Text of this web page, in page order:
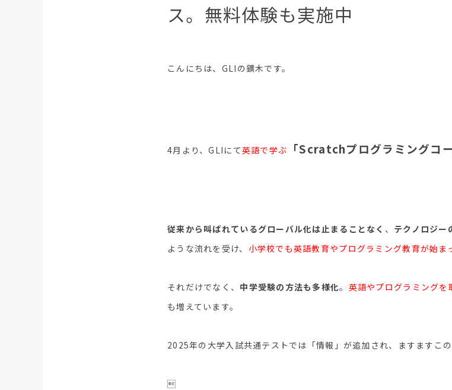
ス。無料体験も実施中
こんにちは、GLIの鏑木です。
4月より、GLIにて英語で学ぶ 「Scratchプログラミングコー
従来から叫ばれているグローバル化は止まることなく 、 テクノロジー
ような流れを受け、 小学校でも英語教育やプログラミング教育が始ま
それだけでなく、 中学受験の方法も多様化。 英語やプログラミングを
も増えています。
2025年の大学入試共通テストでは「情報」が追加され、ますますこ
